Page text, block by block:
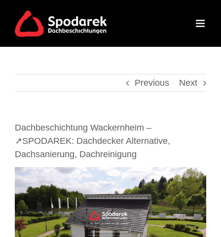
content
Previous Next
Dachbeschichtung Wackernheim –
↗️SPODAREK: Dachdecker Alternative,
Dachsanierung, Dachreinigung